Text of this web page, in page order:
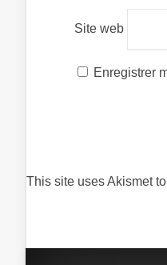
Site web
Enregistrer
This site uses Akismet